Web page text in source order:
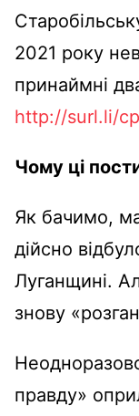
2021 року
принаймні
http://surl.li/
Чому ці
Як бачимо,
дійсно
Луганщині.
знову
правду»